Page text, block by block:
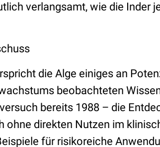
verlangsamt, wie die Inder
die Alge einiges an
beobachteten
bereits 1988 – die
ohne direkten Nutzen im
für risikoreiche